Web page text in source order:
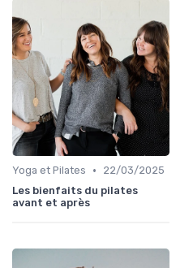
Yoga et Pilates •
22/03/2025
Les bienfaits du pilates
avant et après